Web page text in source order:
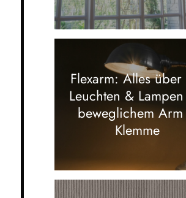
Flexarm: Alles
Leuchten &
beweglichem
Klemme